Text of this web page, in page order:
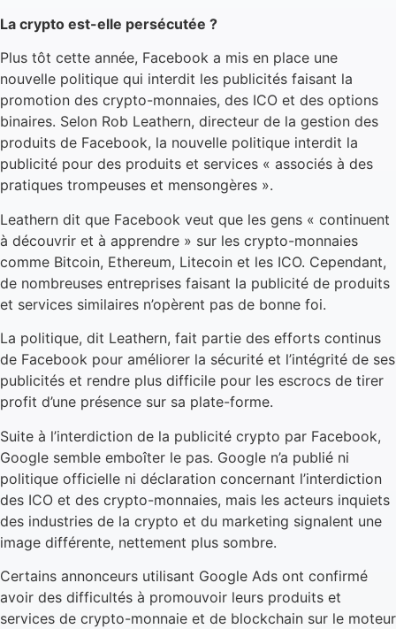
La crypto est-elle persécutée ?
Plus tôt cette année, Facebook a mis en place une
nouvelle politique qui interdit les publicités faisant la
promotion des crypto-monnaies, des ICO et des options
binaires. Selon Rob Leathern, directeur de la gestion des
produits de Facebook, la nouvelle politique interdit la
publicité pour des produits et services « associés à des
pratiques trompeuses et mensongères ».
Leathern dit que Facebook veut que les gens « continuent
à découvrir et à apprendre » sur les crypto-monnaies
comme Bitcoin, Ethereum, Litecoin et les ICO. Cependant,
de nombreuses entreprises faisant la publicité de produits
et services similaires n’opèrent pas de bonne foi.
La politique, dit Leathern, fait partie des efforts continus
de Facebook pour améliorer la sécurité et l’intégrité de ses
publicités et rendre plus difficile pour les escrocs de tirer
profit d’une présence sur sa plate-forme.
Suite à l’interdiction de la publicité crypto par Facebook,
Google semble emboîter le pas. Google n’a publié ni
politique officielle ni déclaration concernant l’interdiction
des ICO et des crypto-monnaies, mais les acteurs inquiets
des industries de la crypto et du marketing signalent une
image différente, nettement plus sombre.
Certains annonceurs utilisant Google Ads ont confirmé
avoir des difficultés à promouvoir leurs produits et
services de crypto-monnaie et de blockchain sur le moteur